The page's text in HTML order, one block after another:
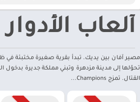
ألعاب الأدوار
مصير آفان بين يديك. تبدأ بقرية صغيرة مختبئة في
تحوّلها إلى مدينة مزدهرة وتبني مملكة جديرة بدخول
القتال. تمزج Champions...